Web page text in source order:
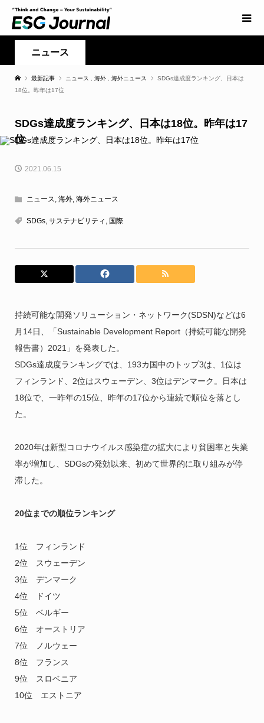
ニュース
最新記事 ニュース 海外 海外ニュース
SDGs達成度ランキング、日本は
18位。昨年は17位
SDGs達成度ランキング、日本は18位。昨年は17
位
2021.06.15
ニュース, 海外, 海外ニュース
SDGs, サステナビリティ , 国際
持続可能な開発ソリューション・ネットワーク(SDSN)などは6
月14日、「Sustainable Development Report（持続可能な開発
報告書）2021」を発表した。
SDGs達成度ランキングでは、193カ国中のトップ3は、1位は
フィンランド、2位はスウェーデン、3位はデンマーク。日本は
18位で、一昨年の15位、昨年の17位から連続で順位を落とし
た。
2020年は新型コロナウイルス感染症の拡大により貧困率と失業
率が増加し、SDGsの発効以来、初めて世界的に取り組みが停
滞した。
20位までの順位ランキング
1位 フィンランド
2位 スウェーデン
3位 デンマーク
4位 ドイツ
5位 ベルギー
6位 オーストリア
7位 ノルウェー
8位 フランス
9位 スロベニア
10位 エストニア